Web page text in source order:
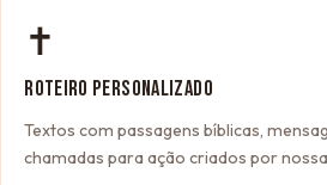
✝
ROTEIRO PERSONALIZADO
Textos com passagens bíblicas,
chamadas para ação criados por